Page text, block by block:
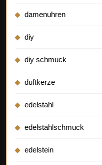
damenuhren
diy
diy schmuck
duftkerze
edelstahl
edelstahlschmuck
edelstein